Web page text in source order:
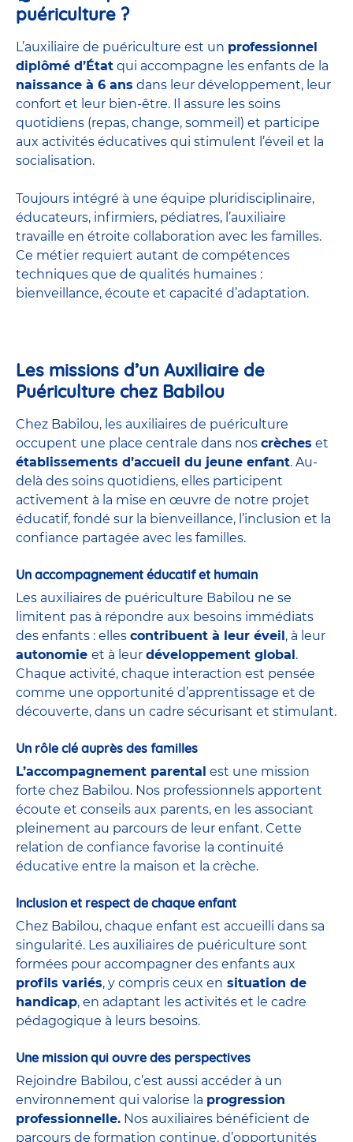
puériculture ?
L’auxiliaire de puériculture est un professionnel
diplômé d’État qui accompagne les enfants de la
naissance à 6 ans dans leur développement, leur
confort et leur bien-être. Il assure les soins
quotidiens (repas, change, sommeil) et participe
aux activités éducatives qui stimulent l’éveil et la
socialisation.
Toujours intégré à une équipe pluridisciplinaire,
éducateurs, infirmiers, pédiatres, l’auxiliaire
travaille en étroite collaboration avec les familles.
Ce métier requiert autant de compétences
techniques que de qualités humaines :
bienveillance, écoute et capacité d’adaptation.
Les missions d’un Auxiliaire de
Puériculture chez Babilou
Chez Babilou, les auxiliaires de puériculture
occupent une place centrale dans nos crèches et
établissements d’accueil du jeune enfant. Au-
delà des soins quotidiens, elles participent
activement à la mise en œuvre de notre projet
éducatif, fondé sur la bienveillance, l’inclusion et la
confiance partagée avec les familles.
Un accompagnement éducatif et humain
Les auxiliaires de puériculture Babilou ne se
limitent pas à répondre aux besoins immédiats
des enfants : elles contribuent à leur éveil , à leur
autonomie et à leur développement global .
Chaque activité, chaque interaction est pensée
comme une opportunité d’apprentissage et de
découverte, dans un cadre sécurisant et stimulant.
Un rôle clé auprès des familles
L’accompagnement parental est une mission
forte chez Babilou. Nos professionnels apportent
écoute et conseils aux parents, en les associant
pleinement au parcours de leur enfant. Cette
relation de confiance favorise la continuité
éducative entre la maison et la crèche.
Inclusion et respect de chaque enfant
Chez Babilou, chaque enfant est accueilli dans sa
singularité. Les auxiliaires de puériculture sont
formées pour accompagner des enfants aux
profils variés, y compris ceux en situation de
handicap, en adaptant les activités et le cadre
pédagogique à leurs besoins.
Une mission qui ouvre des perspectives
Rejoindre Babilou, c’est aussi accéder à un
environnement qui valorise la progression
professionnelle. Nos auxiliaires bénéficient de
parcours de formation continue, d’opportunités